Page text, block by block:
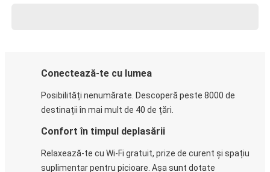
Conectează-te cu lumea
Posibilități nenumărate. Descoperă peste 8000 de
destinații în mai mult de 40 de țări.
Confort în timpul deplasării
Relaxează-te cu Wi-Fi gratuit, prize de curent și spațiu
suplimentar pentru picioare. Așa sunt dotate